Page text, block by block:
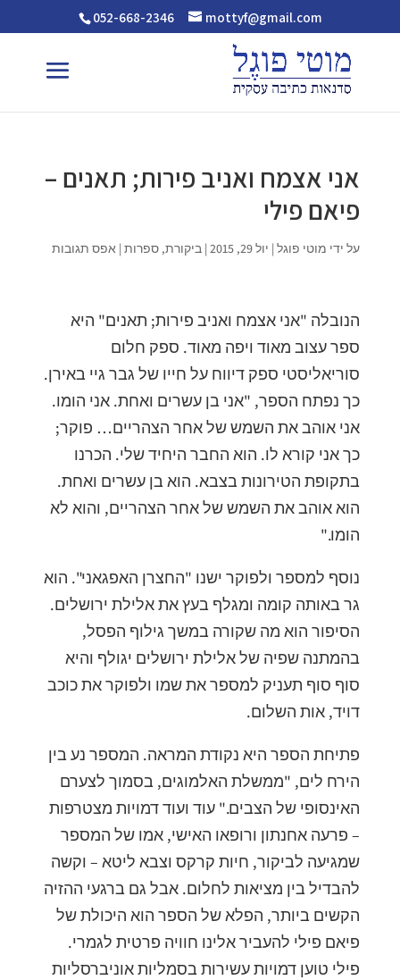
052-668-2346 mottyf@gmail.com
אני אצמח ואניב פירות; תאנים –
פיאם פילי
על ידי מוטי פוגל| יול 29, 2015 | ביקורת, ספרות| אפס תגובות
הנובלה "אני אצמח ואניב פירות; תאנים" היא
ספר עצוב מאוד ויפה מאוד. ספק חלום
סוריאליסטי ספק דיווח על חייו של גבר גיי באירן.
כך נפתח הספר, "אני בן עשרים ואחת. אני הומו.
אני אוהב את השמש של אחר הצהריים… פוקר;
כך אני קורא לו. הוא החבר היחיד שלי. הכרנו
בתקופת הטירונות בצבא. הוא בן עשרים ואחת.
הוא אוהב את השמש של אחר הצהריים, והוא לא
הומו."
נוסף למספר ולפוקר ישנו "החצרן האפגאני". הוא
גר באותה קומה ומגלף בעץ את אלילת ירושלים.
הסיפור הוא מה שקורה במשך גילוף הפסל,
בהמתנה שפיה של אלילת ירושלים יגולף והיא
סוף סוף תעניק למספר את שמו ולפוקר את כוכב
דויד, אות השלום.
פתיחת הספר היא נקודת המראה. המספר נע בין
הירח לים, "ממשלת האלמוגים, בסמוך לצערם
האינסופי של הצבים." עוד ועוד דמויות מצטרפות
– פרעה אחנתון ורופאו האישי, אמו של המספר
שמגיעה לביקור, חיות קרקס וצבא ליטא – וקשה
להבדיל בין מציאות לחלום. אבל גם ברגעי ההזיה
הקשים ביותר, הפלא של הספר הוא היכולת של
פיאם פילי להעביר אלינו חוויה פרטית לגמרי.
פילי טוען דמויות עשירות בסמליות אוניברסליות